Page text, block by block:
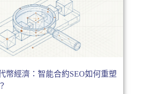
幣經濟：智能合約SEO如何重塑